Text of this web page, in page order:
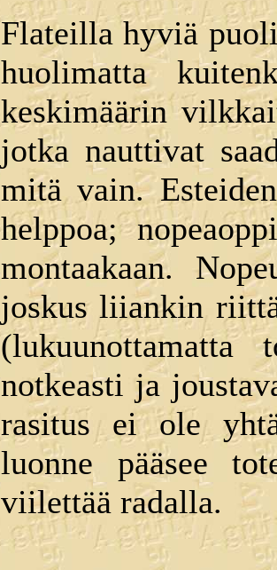
Flateilla hyviä
huolimatta
keskimäärin
jotka nauttivat
mitä vain.
helppoa;
montaakaan.
joskus liiankin
notkeasti ja
rasitus ei ole
luonne pääsee
viilettää radalla.